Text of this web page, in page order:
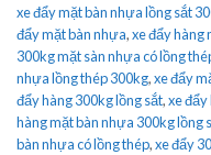
xe đẩy mặt bàn nhựa lồng sắt
đẩy mặt bàn nhựa,xe đẩy hàng
300kg mặt sàn nhựa có lồng
nhựa lồng thép 300kg,xe đẩy
đẩy hàng 300kg lồng sắt,xe
hàng mặt bàn nhựa 300kg lồng
bàn nhựa có lồng thép,xe đẩy